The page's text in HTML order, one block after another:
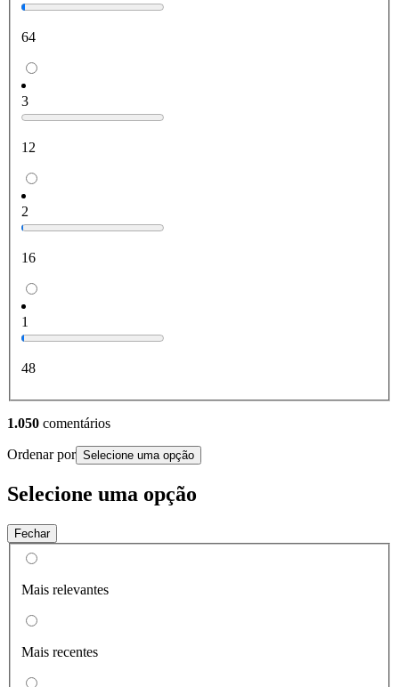
64
3
12
2
16
1
48
1.050 comentários
Ordenar por Selecione uma opção
Selecione uma opção
Fechar
Mais relevantes
Mais recentes